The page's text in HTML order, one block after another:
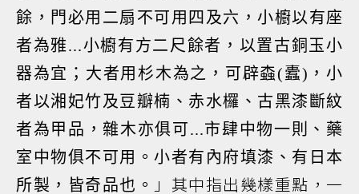
餘，門必用二扇不可用四及六，小櫥以有座
者為雅...小櫥有方二尺餘者，以置古銅玉小
器為宜；大者用杉木為之，可辟螙(蠹)，小
者以湘妃竹及豆瓣楠、赤水欏、古黑漆斷紋
者為甲品，雜木亦俱可...市肆中物一則、藥
室中物俱不可用。小者有內府填漆、有日本
所製，皆奇品也。
」其中指出幾樣重點，一